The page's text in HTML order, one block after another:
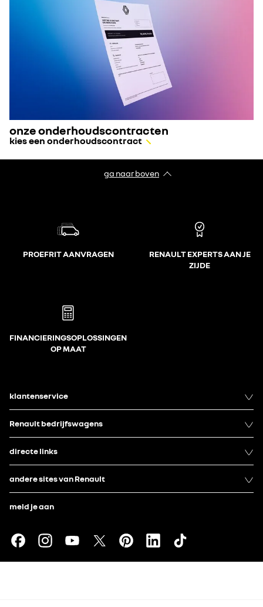
onze onderhoudscontracten
kies een onderhoudscontract
ga naar boven
PROEFRIT AANVRAGEN
RENAULT EXPERTS AAN JE
ZIJDE
FINANCIERINGSOPLOSSINGEN
OP MAAT
klantenservice
Renault bedrijfswagens
directe links
andere sites van Renault
meld je aan